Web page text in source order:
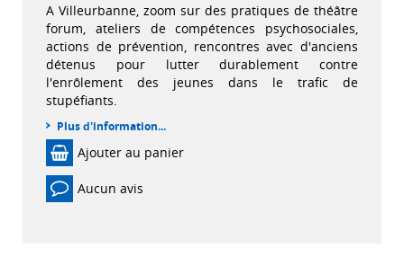
A Villeurbanne, zoom sur des pratiques de théâtre
forum, ateliers de compétences psychosociales,
actions de prévention, rencontres avec d'anciens
détenus pour lutter durablement contre
l'enrôlement des jeunes dans le trafic de
stupéfiants.
Plus d'information...
Ajouter au panier
Aucun avis